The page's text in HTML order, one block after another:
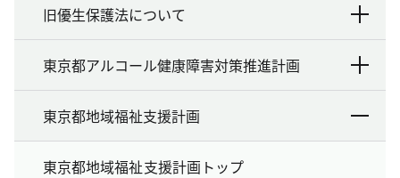
旧優生保護法について
東京都アルコール健康障害対策推進計画
東京都地域福祉支援計画
東京都地域福祉支援計画トップ